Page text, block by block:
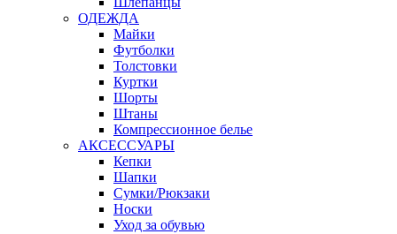
ОДЕЖДА
Майки
Футболки
Толстовки
Куртки
Шорты
Штаны
Компрессионное белье
АКСЕССУАРЫ
Кепки
Шапки
Сумки/Рюкзаки
Носки
Уход за обувью